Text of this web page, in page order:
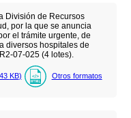
División de Recursos
por la que se anuncia
el trámite urgente, de
diversos hospitales de
07-025 (4 lotes).
KB) Otros formatos